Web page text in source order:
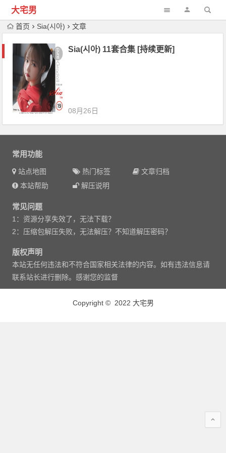
大宅男
首页 Sia(시아) 文章
Sia(시아) 11套合集 [持续更新]
08月26日
常用功能
站点地图 热门标签
文章归档
本站帮助
解压说明
常见问题
1：资源分享失效了，无法下载？
2：压缩包解压失败，无法解压？不知道解压密码？
版权声明
本站无任何违法和不符合国家相关法律的内容。如有违法信息请
联系站长进行删除。感谢您的监督
Copyright © 2022 大宅男